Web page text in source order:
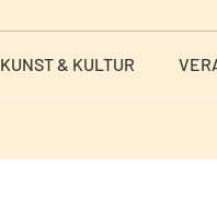
KUNST & KULTUR